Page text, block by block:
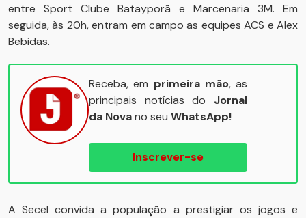
entre Sport Clube Batayporã e Marcenaria 3M. Em
seguida, às 20h, entram em campo as equipes ACS e Alex
Bebidas.
Receba, em primeira mão, as
principais notícias do Jornal
da Novano seu WhatsApp!
Inscrever-se
A Secel convida a população a prestigiar os jogos e